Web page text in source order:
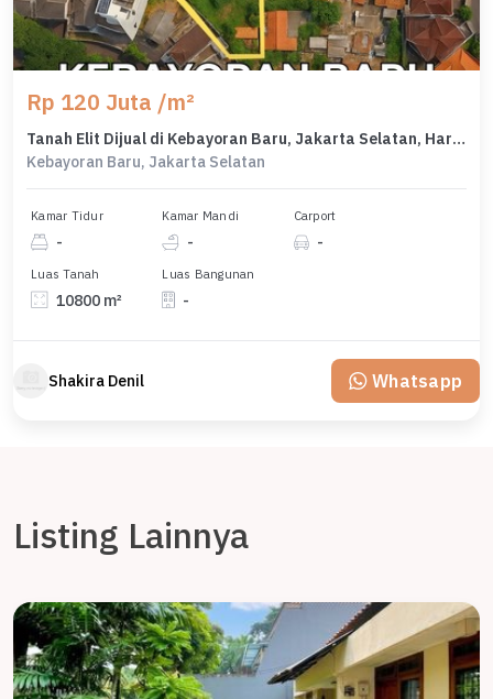
Rp 120 Juta /m²
Tanah Elit Dijual di Kebayoran Baru, Jakarta Selatan, Harga 1,29 Triliun
Kebayoran Baru, Jakarta Selatan
Kamar Tidur
-
Kamar Mandi
-
Carport
-
Luas Tanah
10800 m²
Luas Bangunan
-
Shakira Denil Whatsapp
Listing Lainnya